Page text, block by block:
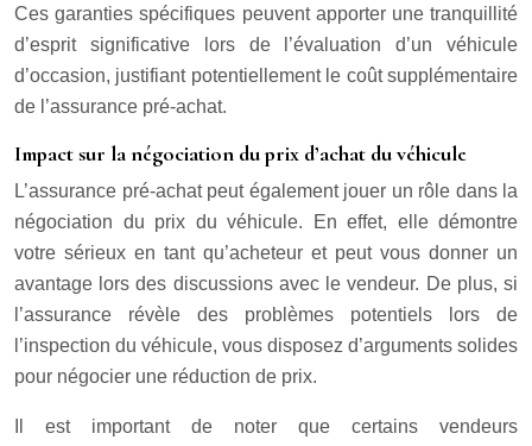
Ces garanties spécifiques peuvent apporter une tranquillité
d’esprit significative lors de l’évaluation d’un véhicule
d’occasion, justifiant potentiellement le coût supplémentaire
de l’assurance pré-achat.
Impact sur la négociation du prix d’achat du véhicule
L’assurance pré-achat peut également jouer un rôle dans la
négociation du prix du véhicule. En effet, elle démontre
votre sérieux en tant qu’acheteur et peut vous donner un
avantage lors des discussions avec le vendeur. De plus, si
l’assurance révèle des problèmes potentiels lors de
l’inspection du véhicule, vous disposez d’arguments solides
pour négocier une réduction de prix.
Il est important de noter que certains vendeurs